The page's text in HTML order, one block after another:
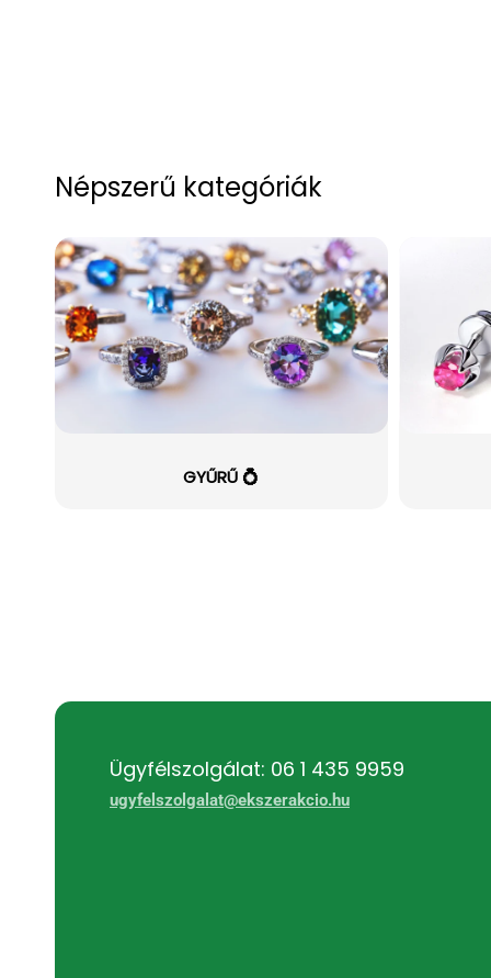
Népszerű kategóriák
GYŰRŰ 💍
Ügyfélszolgálat: 06 1 435 9959
ugyfelszolgalat@ekszerakcio.hu